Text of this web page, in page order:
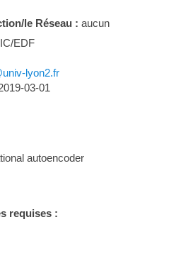
le Réseau : aucun
EDF
lyon2.fr
03-01
autoencoder
requises :